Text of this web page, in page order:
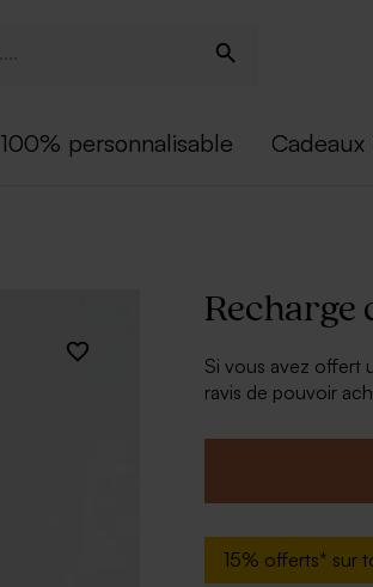
100% personnalisable Cadeaux
Si vous avez offert
ravis de pouvoir
À retenir :
15% offerts* sur